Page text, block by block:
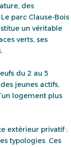
des
parc Clause-Bois
un véritable
verts, ses
du 2 au 5
jeunes actifs,
logement plus
extérieur privatif :
typologies. Ces